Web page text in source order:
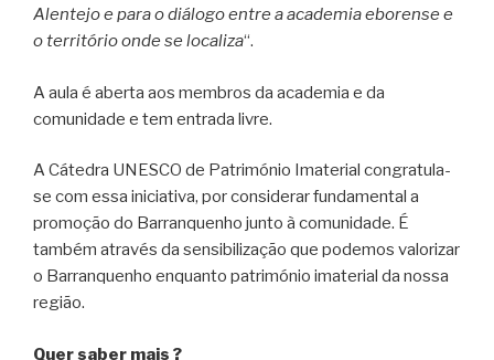
Alentejo e para o diálogo entre a academia eborense e
o território onde se localiza“.
A aula é aberta aos membros da academia e da
comunidade e tem entrada livre.
A Cátedra UNESCO de Património Imaterial congratula-
se com essa iniciativa, por considerar fundamental a
promoção do Barranquenho junto à comunidade. É
também através da sensibilização que podemos valorizar
o Barranquenho enquanto património imaterial da nossa
região.
Quer saber mais ?